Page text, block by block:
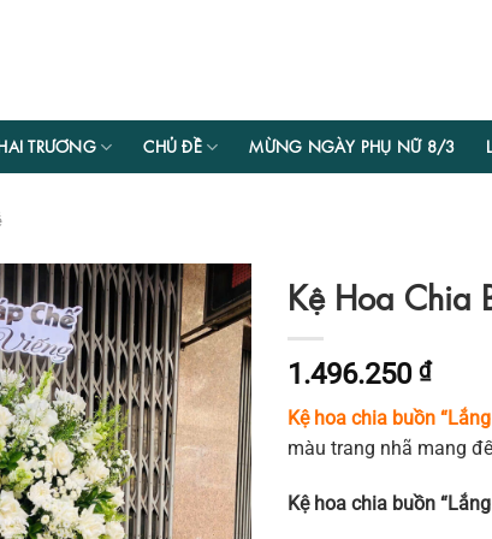
TRƯƠNG CHỦ ĐỀ MỪNG NGÀY PHỤ NỮ 8/3
Kệ Hoa Chia
1.496.250 ₫
Kệ hoa chia buồn
màu trang nhã mang
Kệ hoa chia buồn